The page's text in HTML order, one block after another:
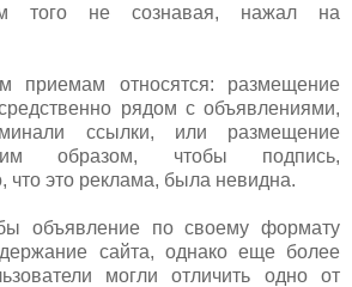
того не сознавая, нажал на
приемам относятся: размещение
рядом с объявлениями,
ссылки, или размещение
образом, чтобы подпись,
что это реклама, была невидна.
объявление по своему формату
сайта, однако еще более
могли отличить одно от